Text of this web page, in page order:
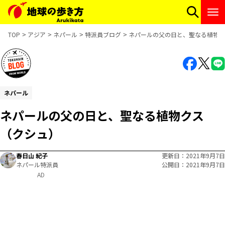
TOP アジア ネパール 特派員ブログ ネパールの父の日と、聖なる植物
ネパール
ネパールの父の日と、聖なる植物クス
（クシュ）
春日山 紀子
ネパール特派員
更新日
2021年9月7日
公開日
2021年9月7日
AD